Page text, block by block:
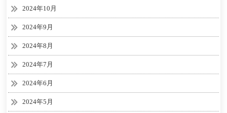
2024年10月
2024年9月
2024年8月
2024年7月
2024年6月
2024年5月